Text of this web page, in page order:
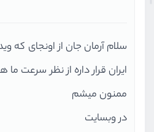
سلام آرمان جان از اونجای که
ایران قرار داره از نظر سرعت
ممنون میشم
در وبسایت